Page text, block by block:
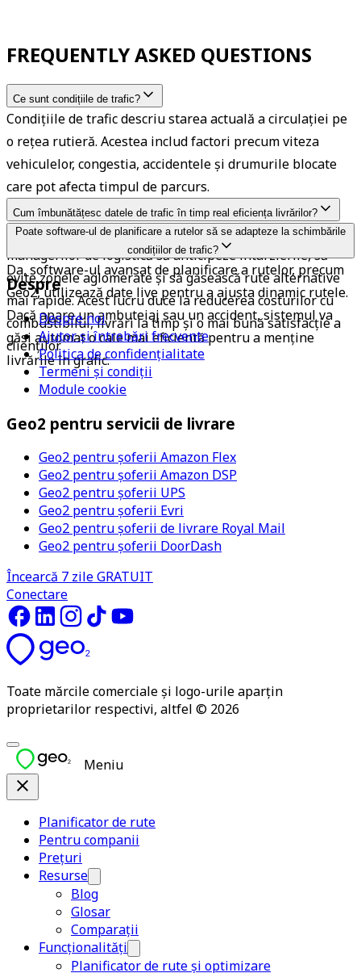
FREQUENTLY ASKED QUESTIONS
Ce sunt condițiile de trafic?
Condițiile de trafic descriu starea actuală a circulației pe
o rețea rutieră. Acestea includ factori precum viteza
vehiculelor, congestia, accidentele și drumurile blocate
care pot afecta timpul de parcurs.
Cum îmbunătățesc datele de trafic în timp real eficiența livrărilor?
Datele de trafic în timp real permit șoferilor și
managerilor de logistică să anticipeze întârzierile, să
evite zonele aglomerate și să găsească rute alternative
mai rapide. Acest lucru duce la reducerea costurilor cu
combustibilul, livrări la timp și o mai bună satisfacție a
clienților.
Poate software-ul de planificare a rutelor să se adapteze la schimbările
condițiilor de trafic?
Da, software-ul avansat de planificare a rutelor, precum
Geo2, utilizează date live pentru a ajusta dinamic rutele.
Dacă apare un ambuteiaj sau un accident, sistemul va
găsi automat o cale mai eficientă pentru a menține
livrările în grafic.
Despre
Despre noi
Ajutor și întrebări frecvente
Politica de confidențialitate
Termeni și condiții
Module cookie
Geo2 pentru servicii de livrare
Geo2 pentru șoferii Amazon Flex
Geo2 pentru șoferii Amazon DSP
Geo2 pentru șoferii UPS
Geo2 pentru șoferii Evri
Geo2 pentru șoferii de livrare Royal Mail
Geo2 pentru șoferii DoorDash
Încearcă 7 zile GRATUIT
Conectare
Toate mărcile comerciale și logo-urile aparțin
proprietarilor respectivi, altfel © 2026
Meniu
Planificator de rute
Pentru companii
Prețuri
Resurse
Blog
Glosar
Comparații
Funcționalități
Planificator de rute și optimizare